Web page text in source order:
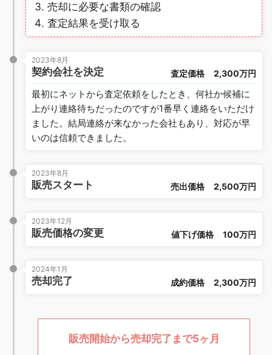
売却に必要な書類の確認
査定結果を受け取る
2023年8月
契約会社を決定 査定価格 2,300万円
最初にネットから査定依頼をしたとき、何社か候補に
上がり連絡待ちだったのですが1番早く連絡をいただけ
ました。結局連絡が来なかった会社もあり、対応が早
いのは信頼できました。
2023年8月
販売スタート 売出価格 2,500万円
2023年12月
販売価格の変更 値下げ価格 100万円
2024年1月
売却完了 成約価格 2,300万円
販売開始から売却完了まで5ヶ月